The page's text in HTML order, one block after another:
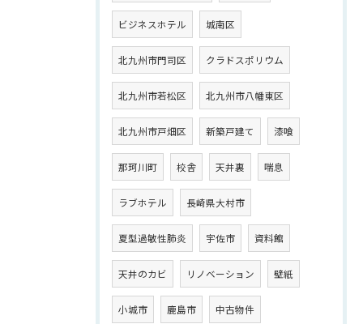
ビジネスホテル 城南区
北九州市門司区 クラドスポリウム
北九州市若松区 北九州市八幡東区
北九州市戸畑区 新築戸建て 漆喰
那珂川町 校舎 天井裏 喘息
ラブホテル 長崎県大村市
夏型過敏性肺炎 宇佐市 資料館
天井のカビ リノベーション 壁紙
小城市 鹿島市 中古物件